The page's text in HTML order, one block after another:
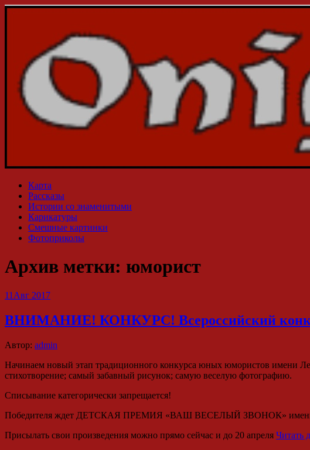
Карта
Рассказы
Истории со знаменитыми
Карикатуры
Смешные картинки
Фотоприколы
Архив метки: юморист
11 Авг 2017
ВНИМАНИЕ! КОНКУРС! Всероссийский
Автор: admin
Начинаем новый этап традиционного конкурса юных юмористов имени
стихотворение; самый забавный рисунок; самую веселую фотографию.
Списывание категорически запрещается!
Победителя ждет ДЕТСКАЯ ПРЕМИЯ «ВАШ ВЕСЕЛЫЙ ЗВОНОК» имени
Присылать свои произведения можно прямо сейчас и до 20 апреля Читать